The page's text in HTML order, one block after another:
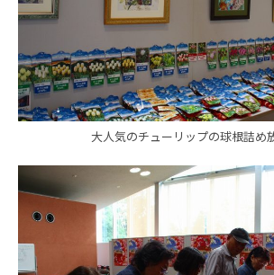
大人気のチューリップの球根詰め